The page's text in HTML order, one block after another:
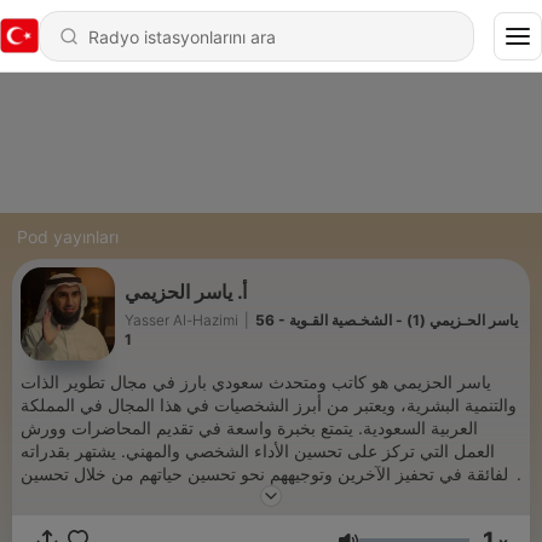
Pod yayınları
أ. ياسر الحزيمي
Yasser Al-Hazimi
56 - ياسر الحـزيمي (1) - الشخـصية القـوية
1
ياسر الحزيمي هو كاتب ومتحدث سعودي بارز في مجال تطوير الذات
والتنمية البشرية، ويعتبر من أبرز الشخصيات في هذا المجال في المملكة
العربية السعودية. يتمتع بخبرة واسعة في تقديم المحاضرات وورش
العمل التي تركز على تحسين الأداء الشخصي والمهني. يشتهر بقدراته
الفائقة في تحفيز الآخرين وتوجيههم نحو تحسين حياتهم من خلال تحسين
مهاراتهم الذاتية وتطوير قدراتهم. يتمتع بأسلوب مميز يجمع بين التحليل